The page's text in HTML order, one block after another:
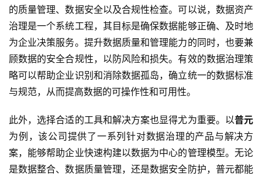
的质量管理、数据安全以及合规性检查。可以说，数据资产
治理是一个系统工程，其目标是确保数据能够正确、及时地
为企业决策服务。提升数据质量和管理能力的同时，也要兼
顾数据的安全合规性，以防风险和损失。有效的数据治理策
略可以帮助企业识别和消除数据孤岛，确立统一的数据标准
与规范，从而提高数据的可操作性和可用性。
此外，选择合适的工具和解决方案也显得尤为重要。以普元
为例，该公司提供了一系列针对数据治理的产品与解决方
案，能够帮助企业快速构建以数据为中心的管理模型。无论
是数据整合、数据质量管理，还是数据安全防护，普元都能